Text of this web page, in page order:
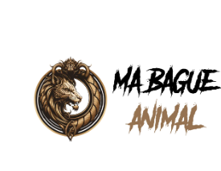
contenu